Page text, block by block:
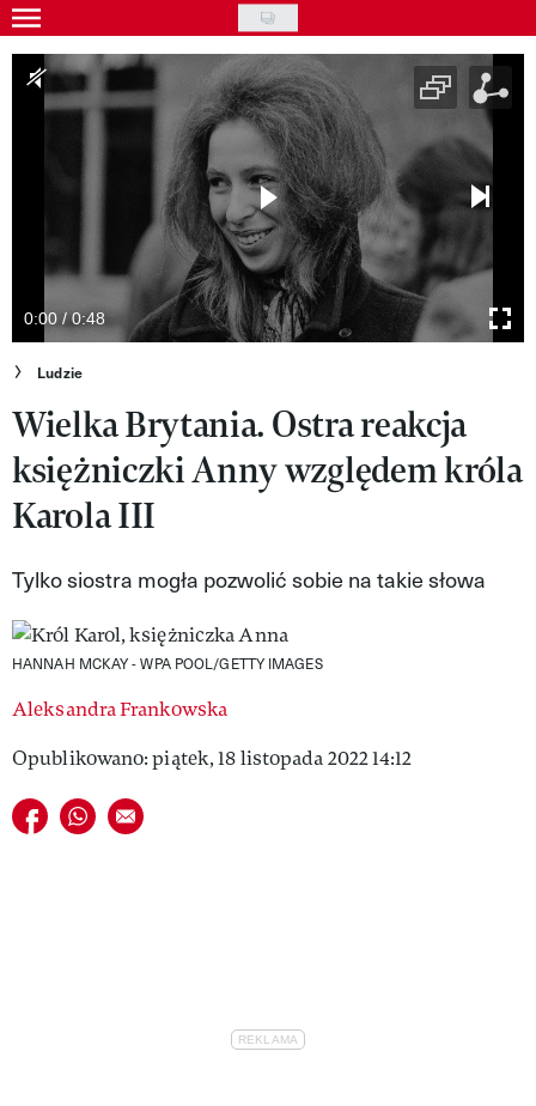
Skip
to
main
Gwiazdy
Ludzie
Kultura
Wideo
Nasze akcje
VIVA!ART
VIVA!MODA
VIVA!PEOPLE POWER
VIVA!ITAKA
MAGAZYN VIVA!
0:00 / 0:48
Ludzie
Wielka Brytania. Ostra reakcja
księżniczki Anny względem króla
Karola III
Tylko siostra mogła pozwolić sobie na takie słowa
HANNAH MCKAY - WPA POOL/GETTY IMAGES
Aleksandra Frankowska
Opublikowano: piątek, 18 listopada 2022 14:12
Udostępnij na facebook
Udostępnij na whatsapp
E-mail do przyjaciela